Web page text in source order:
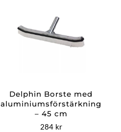
Delphin Borste med
aluminiumsförstärkning
– 45 cm
284 kr